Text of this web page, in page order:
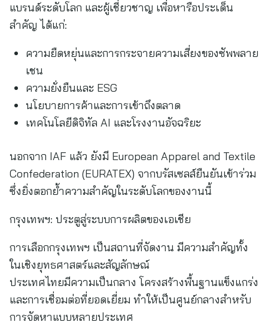
แบรนด์ระดับโลก และผู้เชี่ยวชาญ เพื่อหารือประเด็น
สำคัญ ได้แก่:
ความยืดหยุ่นและการกระจายความเสี่ยงของซัพพลาย
เชน
ความยั่งยืนและ ESG
นโยบายการค้าและการเข้าถึงตลาด
เทคโนโลยีดิจิทัล AI และโรงงานอัจฉริยะ
นอกจาก IAF แล้ว ยังมี European Apparel and Textile
Confederation (EURATEX) จากบรัสเซลส์ยืนยันเข้าร่วม
ซึ่งยิ่งตอกย้ำความสำคัญในระดับโลกของงานนี้
กรุงเทพฯ: ประตูสู่ระบบการผลิตของเอเชีย
การเลือกกรุงเทพฯ เป็นสถานที่จัดงาน มีความสำคัญทั้ง
ในเชิงยุทธศาสตร์และสัญลักษณ์
ประเทศไทยมีความเป็นกลาง โครงสร้างพื้นฐานแข็งแกร่ง
และการเชื่อมต่อที่ยอดเยี่ยม ทำให้เป็นศูนย์กลางสำหรับ
การจัดหาแบบหลายประเทศ